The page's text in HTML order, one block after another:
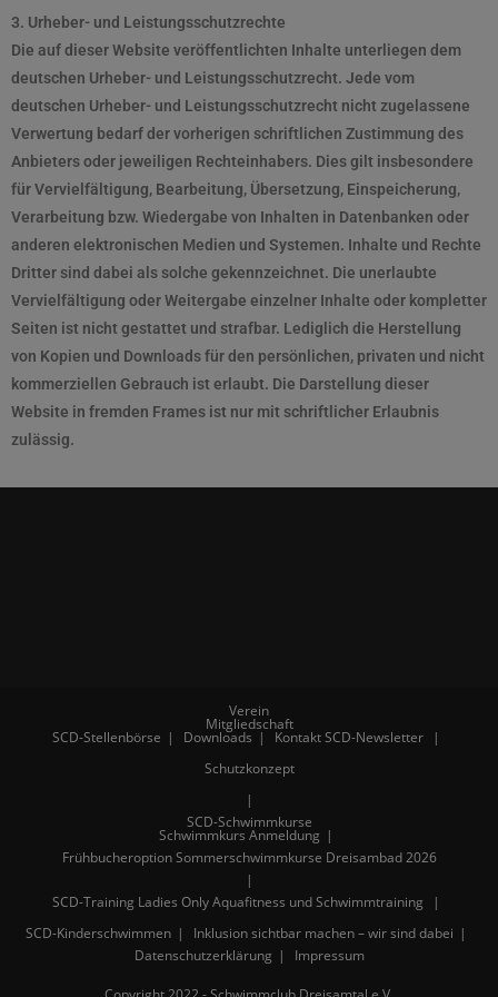
3. Urheber- und Leistungsschutzrechte
Die auf dieser Website veröffentlichten Inhalte unterliegen dem
deutschen Urheber- und Leistungsschutzrecht. Jede vom
deutschen Urheber- und Leistungsschutzrecht nicht zugelassene
Verwertung bedarf der vorherigen schriftlichen Zustimmung des
Anbieters oder jeweiligen Rechteinhabers. Dies gilt insbesondere
für Vervielfältigung, Bearbeitung, Übersetzung, Einspeicherung,
Verarbeitung bzw. Wiedergabe von Inhalten in Datenbanken oder
anderen elektronischen Medien und Systemen. Inhalte und Rechte
Dritter sind dabei als solche gekennzeichnet. Die unerlaubte
Vervielfältigung oder Weitergabe einzelner Inhalte oder kompletter
Seiten ist nicht gestattet und strafbar. Lediglich die Herstellung
von Kopien und Downloads für den persönlichen, privaten und nicht
kommerziellen Gebrauch ist erlaubt. Die Darstellung dieser
Website in fremden Frames ist nur mit schriftlicher Erlaubnis
zulässig.
Verein
Mitgliedschaft
SCD-Stellenbörse Downloads KontaktSCD-Newsletter
Schutzkonzept
SCD-Schwimmkurse
Schwimmkurs Anmeldung
Frühbucheroption Sommerschwimmkurse Dreisambad 2026
SCD-Training Ladies Only Aquafitness und Schwimmtraining
SCD-Kinderschwimmen
Inklusion sichtbar machen – wir sind dabei
Datenschutzerklärung
Impressum